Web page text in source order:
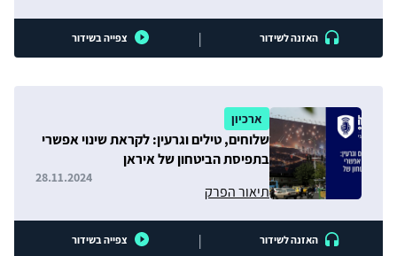
האזנה לשידור | צפייה בשידור
ארכיון
שלוחים, טילים וגרעין: לקראת שינוי אפשרי
בתפיסת הביטחון של איראן
תיאור הפרק
28.11.2024
האזנה לשידור | צפייה בשידור